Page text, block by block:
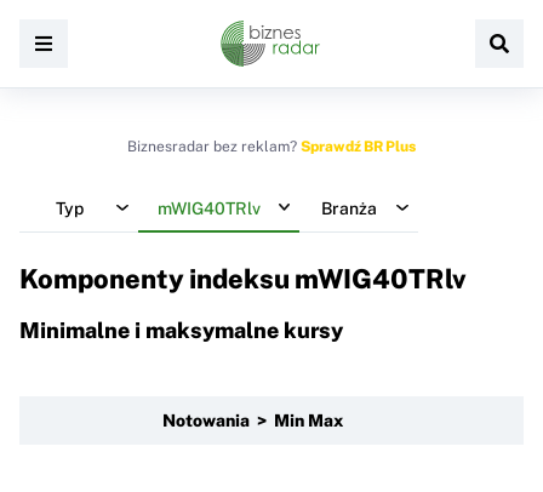
Biznesradar bez reklam? Sprawdź BR Plus
Typ mWIG40TRlv Branża
Komponenty indeksu mWIG40TRlv
Minimalne i maksymalne kursy
Notowania > Min Max